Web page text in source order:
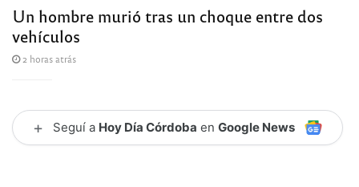
Un hombre murió tras un choque entre dos
vehículos
2 horas atrás
+ Seguí a Hoy Día Córdoba en Google News